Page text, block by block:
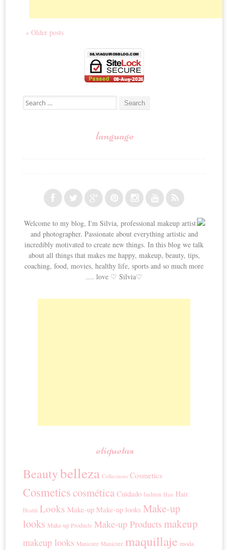
« Older posts
Search for:
language
Welcome to my blog, I'm Silvia, professional makeup artist
and photographer. Passionate about everything artistic and
incredibly motivated to create new things. In this blog we talk
about all things that makes me happy, makeup, beauty, tips,
coaching, food, movies, healthy life, sports and so much more
.... love ♡ Silvia♡
etiquetas
Beautybelleza Collections Cosmetics
Cosmeticscosmética Cuidado fashion Hair Hair
Health Looks Make-up Make-up looks Make-up
looks Make-up Products Make-up Products makeup
makeup looks Manicure Manicure maquillaje moda